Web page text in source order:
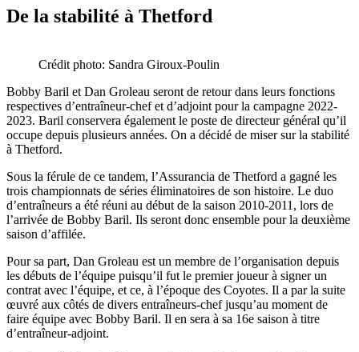
De la stabilité à Thetford
Crédit photo: Sandra Giroux-Poulin
Bobby Baril et Dan Groleau seront de retour dans leurs fonctions
respectives d’entraîneur-chef et d’adjoint pour la campagne 2022-
2023. Baril conservera également le poste de directeur général qu’il
occupe depuis plusieurs années. On a décidé de miser sur la stabilité
à Thetford.
Sous la férule de ce tandem, l’Assurancia de Thetford a gagné les
trois championnats de séries éliminatoires de son histoire. Le duo
d’entraîneurs a été réuni au début de la saison 2010-2011, lors de
l’arrivée de Bobby Baril. Ils seront donc ensemble pour la deuxième
saison d’affilée.
Pour sa part, Dan Groleau est un membre de l’organisation depuis
les débuts de l’équipe puisqu’il fut le premier joueur à signer un
contrat avec l’équipe, et ce, à l’époque des Coyotes. Il a par la suite
œuvré aux côtés de divers entraîneurs-chef jusqu’au moment de
faire équipe avec Bobby Baril. Il en sera à sa 16e saison à titre
d’entraîneur-adjoint.